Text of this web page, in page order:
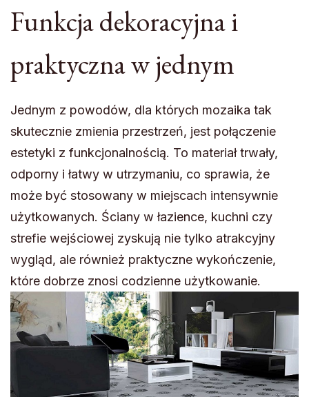
Funkcja dekoracyjna i
praktyczna w jednym
Jednym z powodów, dla których mozaika tak
skutecznie zmienia przestrzeń, jest połączenie
estetyki z funkcjonalnością. To materiał trwały,
odporny i łatwy w utrzymaniu, co sprawia, że
może być stosowany w miejscach intensywnie
użytkowanych. Ściany w łazience, kuchni czy
strefie wejściowej zyskują nie tylko atrakcyjny
wygląd, ale również praktyczne wykończenie,
które dobrze znosi codzienne użytkowanie.